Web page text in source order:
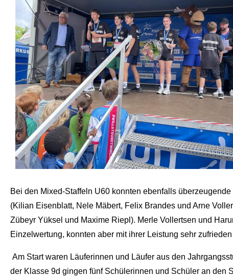
Bei den Mixed-Staffeln U60 konnten ebenfalls
(Kilian Eisenblatt, Nele Mäbert, Felix Brandes und Arne
Zübeyr Yüksel und Maxime Riepl). Merle Vollertsen und
Einzelwertung, konnten aber mit ihrer Leistung sehr
Am Start waren Läuferinnen und Läufer aus den
der Klasse 9d gingen fünf Schülerinnen und Schüler an den